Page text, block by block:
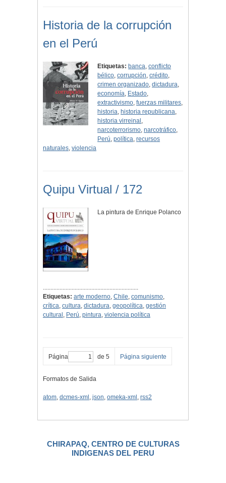
Historia de la corrupción
en el Perú
Etiquetas: banca,conflicto
bélico,corrupción,crédito,
crimen organizado,dictadura,
economía, Estado,
extractivismo,fuerzas militares,
historia, historia republicana,
historia virreinal ,
narcoterrorismo,narcotráfico,
Perú,política,recursos
naturales, violencia
Quipu Virtual / 172
La pintura de Enrique Polanco
...............................................................
Etiquetas: arte moderno, Chile, comunismo,
crítica, cultura, dictadura, geopolítica, gestión
cultural , Perú, pintura, violencia política
Página de 5 Página siguiente
Formatos de Salida
atom, dcmes-xml , json, omeka-xml , rss2
CHIRAPAQ, CENTRO DE CULTURAS
INDIGENAS DEL PERU